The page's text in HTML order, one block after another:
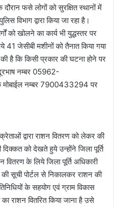
फसे लोगों को सुरक्षित स्थानों में
विभाग द्वारा किया जा रहा है।
को खोलने का कार्य भी युद्धस्तर पर
जेसीबी मशीनों को तैनात किया गया
है कि किसी प्रकार की घटना होने पर
नम्बर 05962-
नम्बर 7900433294 पर
द्वारा राशन वितरण को लेकर की
को देखते हुये उन्होंने जिला पूर्ति
वितरण के लिये जिला पूर्ति अधिकारी
की सूची पोर्टल से निकालकर राशन की
के सहयोग एवं ग्राम विकास
राशन वितरित किया जाना है उसे